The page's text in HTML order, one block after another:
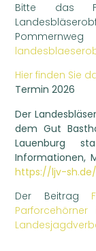
Bitte das
Hier finden Sie
Termin 2026
Der
dem Gut
Lauenburg
Informationen,
https://ljv-
Der Beitrag
Parforcehörner